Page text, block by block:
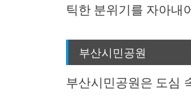
틱한 분위기를 자아내
부산시민공원
부산시민공원은 도심